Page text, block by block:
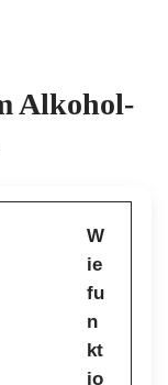
Alkohol-
W
ie
fu
n
kt
io